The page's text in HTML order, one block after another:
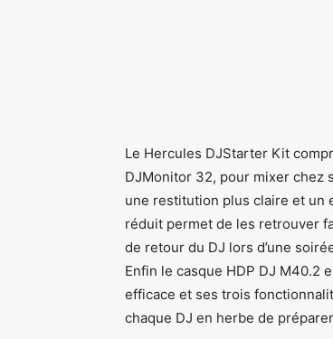
Le Hercules DJStarter Kit
DJMonitor 32, pour mixer chez
une restitution plus claire et un
réduit permet de les retrouver
de retour du DJ lors d’une
Enfin le casque HDP DJ M40.2
efficace et ses trois
chaque DJ en herbe de